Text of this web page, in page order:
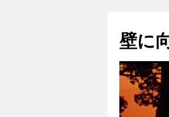
テ
ン
へ
ス
キ
ッ
プ
壁に